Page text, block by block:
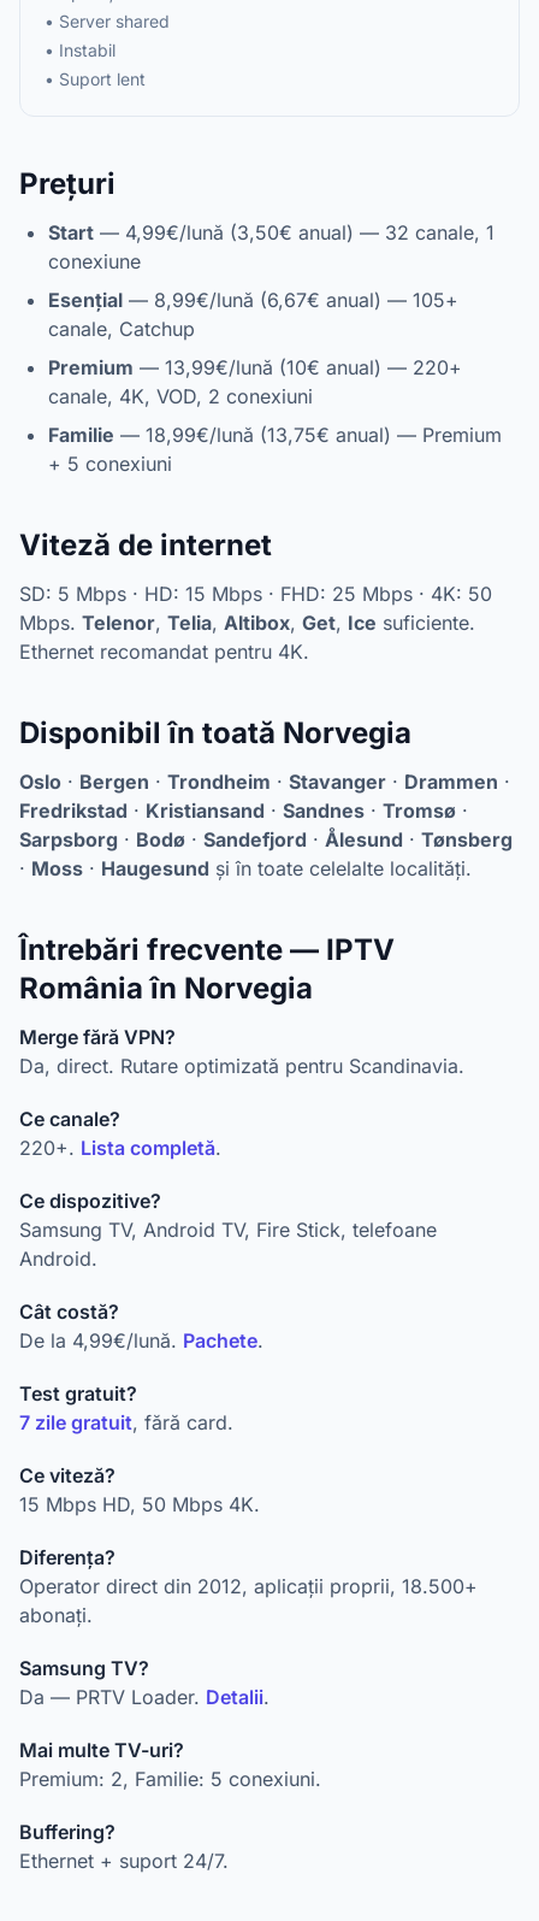
• Server shared
• Instabil
• Suport lent
Prețuri
Start — 4,99€/lună (3,50€ anual) — 32 canale, 1
conexiune
Esențial — 8,99€/lună (6,67€ anual) — 105+
canale, Catchup
Premium — 13,99€/lună (10€ anual) — 220+
canale, 4K, VOD, 2 conexiuni
Familie — 18,99€/lună (13,75€ anual) — Premium
+ 5 conexiuni
Viteză de internet
SD: 5 Mbps · HD: 15 Mbps · FHD: 25 Mbps · 4K: 50
Mbps. Telenor, Telia, Altibox, Get, Ice suficiente.
Ethernet recomandat pentru 4K.
Disponibil în toată Norvegia
Oslo · Bergen · Trondheim · Stavanger · Drammen ·
Fredrikstad · Kristiansand · Sandnes · Tromsø ·
Sarpsborg · Bodø · Sandefjord · Ålesund · Tønsberg
· Moss · Haugesund și în toate celelalte localități.
Întrebări frecvente — IPTV
România în Norvegia
Merge fără VPN?
Da, direct. Rutare optimizată pentru Scandinavia.
Ce canale?
220+. Lista completă.
Ce dispozitive?
Samsung TV, Android TV, Fire Stick, telefoane
Android.
Cât costă?
De la 4,99€/lună. Pachete.
Test gratuit?
7 zile gratuit, fără card.
Ce viteză?
15 Mbps HD, 50 Mbps 4K.
Diferența?
Operator direct din 2012, aplicații proprii, 18.500+
abonați.
Samsung TV?
Da — PRTV Loader. Detalii.
Mai multe TV-uri?
Premium: 2, Familie: 5 conexiuni.
Buffering?
Ethernet + suport 24/7.